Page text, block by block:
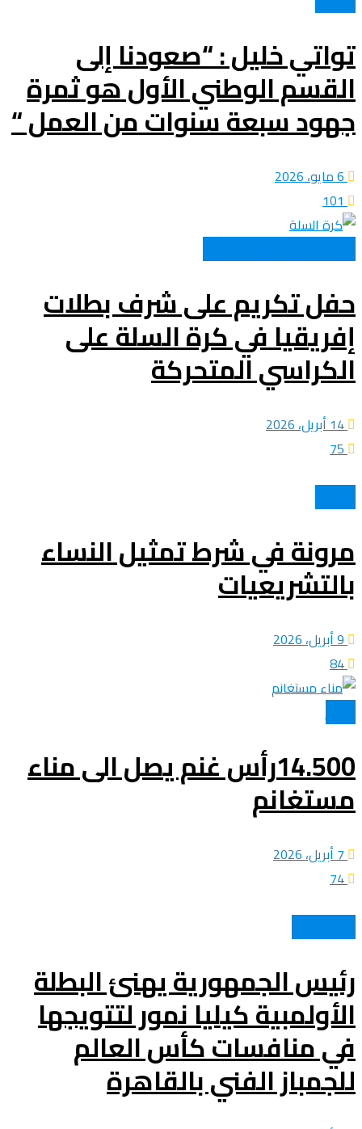
تواتي خليل : “صعودنا إلى
القسم الوطني الأول هو ثمرة
جهود سبعة سنوات من العمل “
6 مايو، 2026
101
حفل تكريم على شرف بطلات
إفريقيا في كرة السلة على
الكراسي المتحركة
14 أبريل، 2026
75
مرونة في شرط تمثيل النساء
بالتشريعيات
9 أبريل، 2026
84
14.500رأس غنم يصل الى مناء
مستغانم
7 أبريل، 2026
74
رئيس الجمهورية يهنئ البطلة
الأولمبية كيليا نمور لتتويجها
في منافسات كأس العالم
للجمباز الفني بالقاهرة